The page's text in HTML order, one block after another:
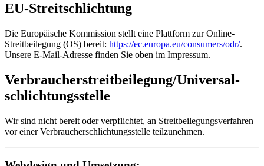
EU-Streitschlichtung
Die Europäische Kommission stellt eine Plattform zur Online-
Streitbeilegung (OS) bereit: https://ec.europa.eu/consumers/odr/.
Unsere E-Mail-Adresse finden Sie oben im Impressum.
Verbraucher­streit­beilegung/Universal­
schlichtungs­stelle
Wir sind nicht bereit oder verpflichtet, an Streitbeilegungsverfahren
vor einer Verbraucherschlichtungsstelle teilzunehmen.